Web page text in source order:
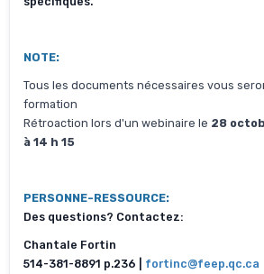
NOTE:
Tous les documents nécessaires vous
formation
Rétroaction lors d'un webinaire le 28
à 14 h 15
PERSONNE-RESSOURCE:
Des questions? Contactez:
Chantale Fortin
514-381-8891 p.236 | fortinc@feep.qc.ca